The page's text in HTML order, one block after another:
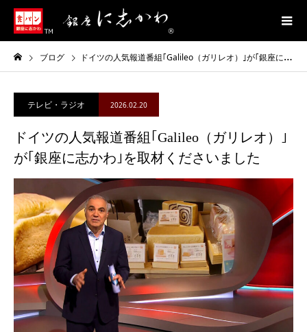
ブログ ドイツの人気報道番組｢Galileo（ガリレオ）｣が｢銀座に志かわ｣を取材くださいました
テレビ・ラジオ 2026.02.20
ドイツの人気報道番組｢Galileo（ガリレオ）｣
が｢銀座に志かわ｣を取材くださいました